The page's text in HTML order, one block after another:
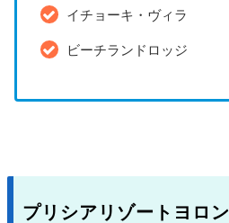
イチョーキ・ヴィラ
ビーチランドロッジ
プリシアリゾートヨロン